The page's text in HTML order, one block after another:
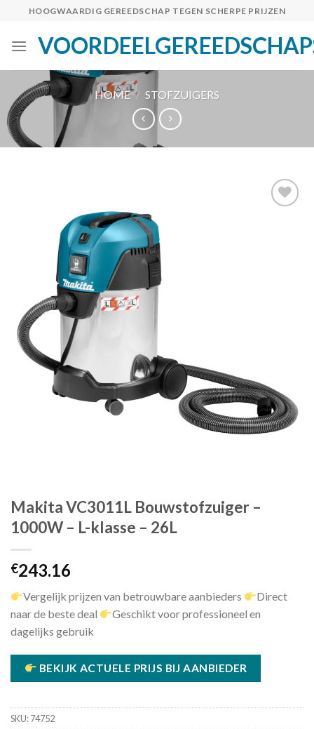
content
HOOGWAARDIG GEREEDSCHAP TEGEN SCHERPE PRIJZEN
HOME / STOFZUIGERS
Makita VC3011L Bouwstofzuiger –
1000W – L-klasse – 26L
€243.16
Vergelijk prijzen van betrouwbare aanbieders
Direct
naar de beste deal
Geschikt voor professioneel en
dagelijks gebruik
BEKIJK ACTUELE PRIJS BIJ AANBIEDER
SKU:74752